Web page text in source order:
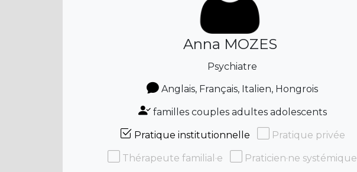
Anna MOZES
Psychiatre
Anglais, Français, Italien, Hongrois
familles couples adultes adolescents
Pratique institutionnelle Pratique privée
Thérapeute familial·e Praticien·ne systémique